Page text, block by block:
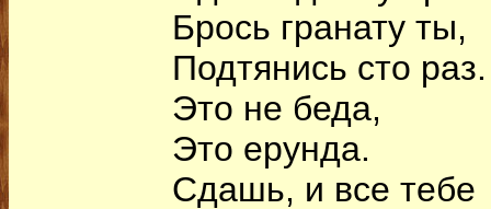
Брось гранату ты,
Подтянись сто раз.
Это не беда,
Это ерунда.
Сдашь, и все тебе